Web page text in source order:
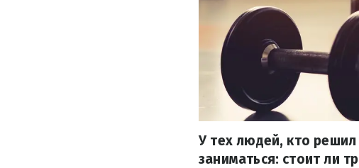
У тех людей, кто решил
заниматься: стоит ли